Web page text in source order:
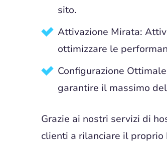
sito.
Attivazione Mirata:
ottimizzare le
Configurazione
garantire il massimo
Grazie ai nostri servizi di
clienti a rilanciare il